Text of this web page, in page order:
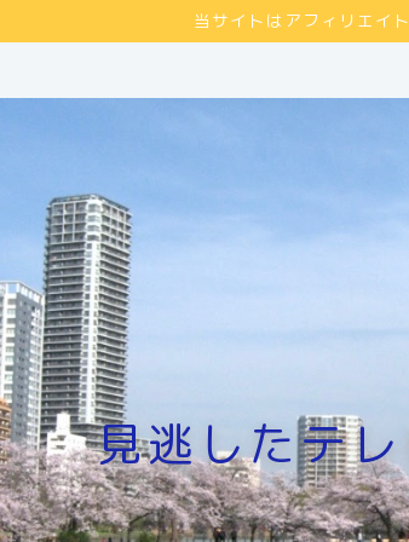
当サイトはアフィリエイ
見逃したテ